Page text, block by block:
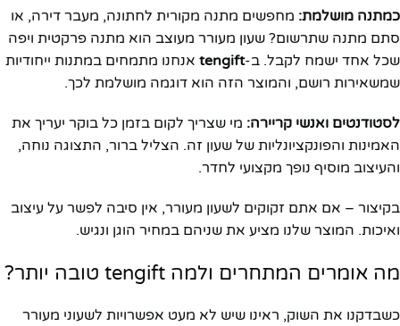
כמתנה מושלמת: מחפשים מתנה מקורית לחתונה, מעבר דירה, או
סתם מתנה שתרשום? שעון מעורר מעוצב הוא מתנה פרקטית ויפה
שכל אחד ישמח לקבל. ב-tengift אנחנו מתמחים במתנות ייחודיות
שמשאירות רושם, והמוצר הזה הוא דוגמה מושלמת לכך.
לסטודנטים ואנשי קריירה: מי שצריך לקום בזמן כל בוקר יעריך את
האמינות והפונקציונליות של שעון זה. הצליל ברור, התצוגה נוחה,
והעיצוב מוסיף נופך מקצועי לחדר.
בקיצור – אם אתם זקוקים לשעון מעורר, אין סיבה לפשר על עיצוב
ואיכות. המוצר שלנו מציע את שניהם במחיר הוגן ונגיש.
מה אומרים המתחרים ולמה tengift טובה יותר?
כשבדקנו את השוק, ראינו שיש לא מעט אפשרויות לשעוני מעורר